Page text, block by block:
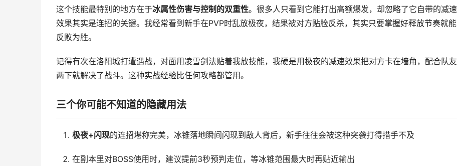
这个技能最特别的地方在于冰属性伤害与控制的双重性。很多人只看到它能打出高额爆发，却忽略了它自带的减速
效果其实是连招的关键。我经常看到新手在PVP时乱放极夜，结果被对方贴脸反杀，其实只要掌握好释放节奏就能
反败为胜。
记得有次在洛阳城打遭遇战，对面用凌雪剑法贴着我放技能，我硬是用极夜的减速效果把对方卡在墙角，配合队友
两下就解决了战斗。这种实战经验比任何攻略都管用。
三个你可能不知道的隐藏用法
极夜+闪现的连招堪称完美，冰锥落地瞬间闪现到敌人背后，新手往往会被这种突袭打得措手不及
在副本里对BOSS使用时，建议提前3秒预判走位，等冰锥范围最大时再贴近输出